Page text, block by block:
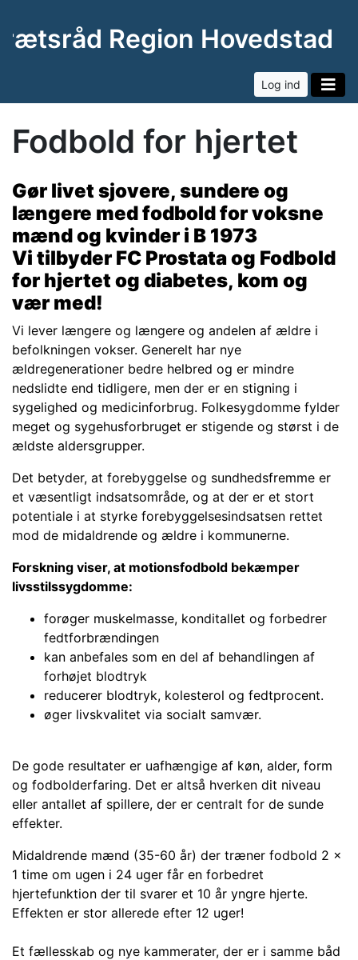
Region
Log ind
Fodbold for hjertet
Gør livet sjovere, sundere og
længere med fodbold for voksne
mænd og kvinder i B 1973
Vi tilbyder FC Prostata og Fodbold
for hjertet og diabetes, kom og
vær med!
Vi lever længere og længere og andelen af ældre i
befolkningen vokser. Generelt har nye
ældregenerationer bedre helbred og er mindre
nedslidte end tidligere, men der er en stigning i
sygelighed og medicinforbrug. Folkesygdomme fylder
meget og sygehusforbruget er stigende og størst i de
ældste aldersgrupper.
Det betyder, at forebyggelse og sundhedsfremme er
et væsentligt indsatsområde, og at der er et stort
potentiale i at styrke forebyggelsesindsatsen rettet
mod de midaldrende og ældre i kommunerne.
Forskning viser, at motionsfodbold bekæmper
livsstilssygdomme:
forøger muskelmasse, konditallet og forbedrer
fedtforbrændingen
kan anbefales som en del af behandlingen af
forhøjet blodtryk
reducerer blodtryk, kolesterol og fedtprocent.
øger livskvalitet via socialt samvær.
De gode resultater er uafhængige af køn, alder, form
og fodbolderfaring. Det er altså hverken dit niveau
eller antallet af spillere, der er centralt for de sunde
effekter.
Midaldrende mænd (35-60 år) der træner fodbold 2 x
1 time om ugen i 24 uger får en forbedret
hjertefunktion der til svarer et 10 år yngre hjerte.
Effekten er stor allerede efter 12 uger!
Et fællesskab og nye kammerater, der er i samme båd